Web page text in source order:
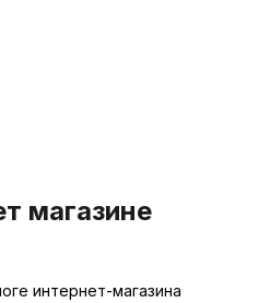
магазине
интернет-магазина